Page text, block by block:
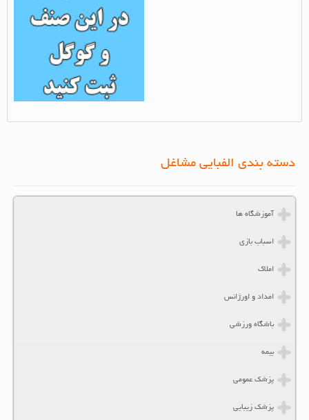
بازدید از مطلب : 1441
دسته بندی الفبایی مشاغل
آموزشگاه ها
اسباب بازی
املاک
امداد و اورژانس
باشگاه ورزشی
بیمه
پزشک عمومی
پزشک زیبایی